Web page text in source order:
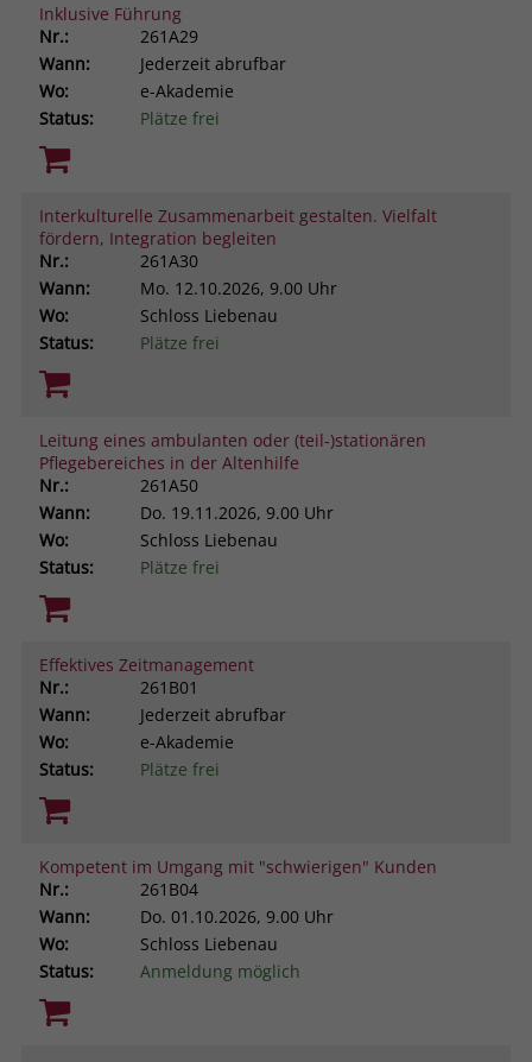
Inklusive Führung
Nr.:
261A29
Wann:
Jederzeit abrufbar
Wo:
e-Akademie
Status:
Plätze frei
Interkulturelle Zusammenarbeit gestalten. Vielfalt
fördern, Integration begleiten
Nr.:
261A30
Wann:
Mo. 12.10.2026, 9.00 Uhr
Wo:
Schloss Liebenau
Status:
Plätze frei
Leitung eines ambulanten oder (teil-)stationären
Pflegebereiches in der Altenhilfe
Nr.:
261A50
Wann:
Do. 19.11.2026, 9.00 Uhr
Wo:
Schloss Liebenau
Status:
Plätze frei
Effektives Zeitmanagement
Nr.:
261B01
Wann:
Jederzeit abrufbar
Wo:
e-Akademie
Status:
Plätze frei
Kompetent im Umgang mit "schwierigen" Kunden
Nr.:
261B04
Wann:
Do. 01.10.2026, 9.00 Uhr
Wo:
Schloss Liebenau
Status:
Anmeldung möglich